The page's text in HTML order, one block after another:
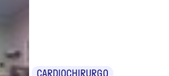
CARDIOCHIRURGO